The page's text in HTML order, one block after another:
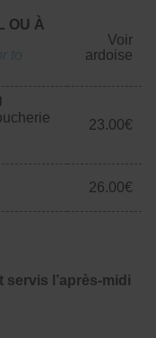
OU À
Voir
ardoise
23.00€
26.00€
servis l’après-midi